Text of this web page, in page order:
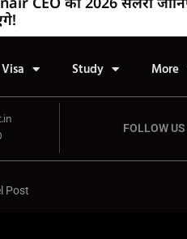
Visa Study More
FOLLOW
Post